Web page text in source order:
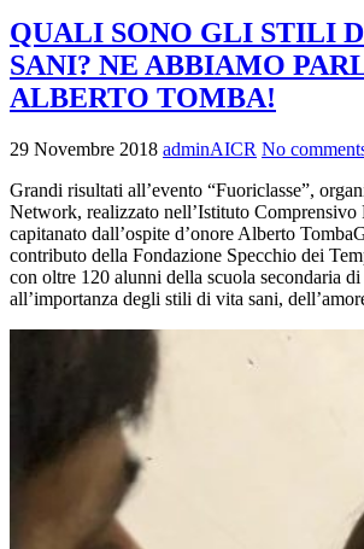
QUALI SONO GLI STILI
SANI? NE ABBIAMO
ALBERTO TOMBA!
29 Novembre 2018 adminAICR No
Grandi risultati all’evento “Fuoriclasse”,
Network, realizzato nell’Istituto Comprensivo
capitanato dall’ospite d’onore Alberto
contributo della Fondazione Specchio dei
con oltre 120 alunni della scuola secondaria
all’importanza degli stili di vita sani,